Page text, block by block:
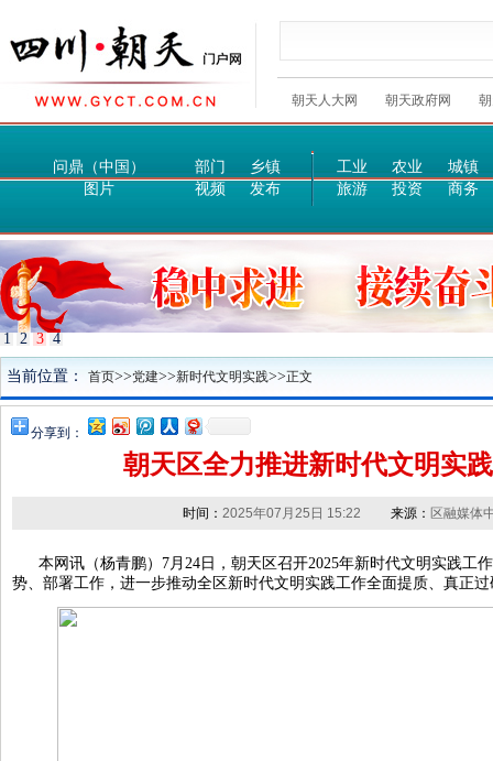
朝天人大网 朝天政府网
问鼎（中国） 部门
乡镇
图片
视频 发布
工业 农业
城镇
旅游
投资 商务
1 2 3 4
当前位置： 首页>>党建>>新时代文明实践>>正文
分享到：
朝天区全力推进新时代文明实
时间： 2025年07月25日 15:22 来源： 区融媒体
本网讯（杨青鹏）7月24日，朝天区召开2025年新时代文明实践工
势、部署工作，进一步推动全区新时代文明实践工作全面提质、真正过